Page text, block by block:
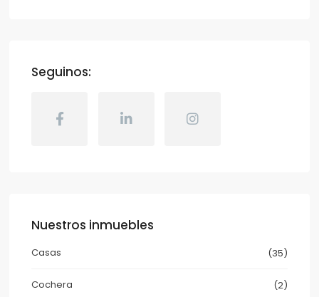
Seguinos:
Nuestros inmuebles
Casas (35)
Cochera (2)